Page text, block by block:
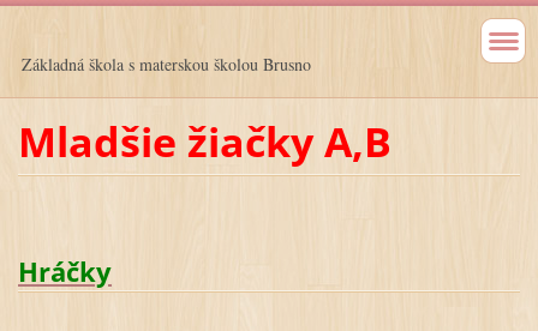
Základná škola s materskou školou Brusno
Mladšie žiačky A,B
Hráčky